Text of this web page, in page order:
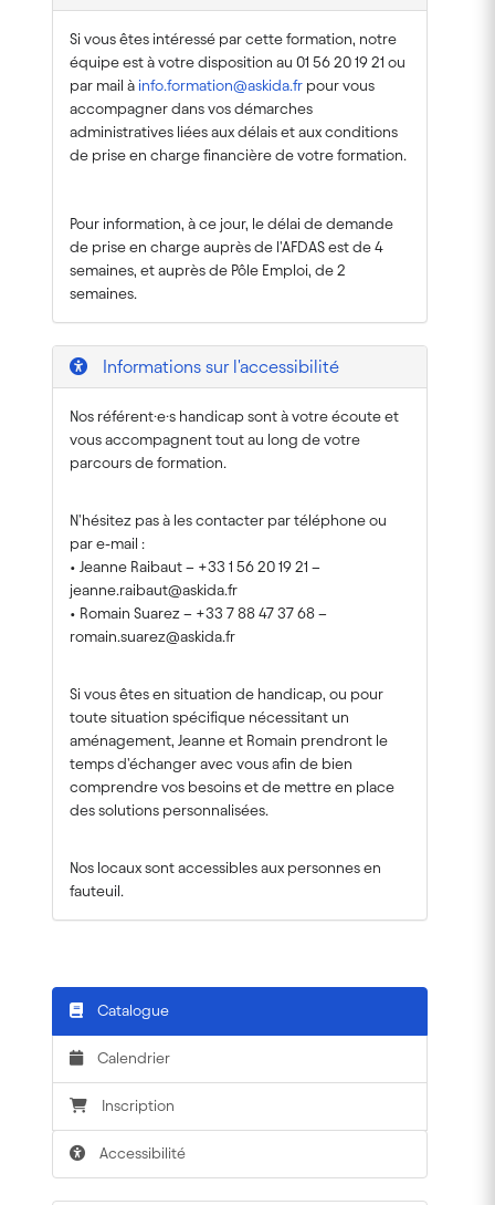
Si vous êtes intéressé par cette formation, notre
équipe est à votre disposition au 01 56 20 19 21 ou
par mail à info.formation@askida.fr pour vous
accompagner dans vos démarches
administratives liées aux délais et aux conditions
de prise en charge financière de votre formation.
Pour information, à ce jour, le délai de demande
de prise en charge auprès de l'AFDAS est de 4
semaines, et auprès de Pôle Emploi, de 2
semaines.
Informations sur l'accessibilité
Nos référent·e·s handicap sont à votre écoute et
vous accompagnent tout au long de votre
parcours de formation.
N'hésitez pas à les contacter par téléphone ou
par e-mail :
• Jeanne Raibaut – +33 1 56 20 19 21 –
jeanne.raibaut@askida.fr
• Romain Suarez – +33 7 88 47 37 68 –
romain.suarez@askida.fr
Si vous êtes en situation de handicap, ou pour
toute situation spécifique nécessitant un
aménagement, Jeanne et Romain prendront le
temps d'échanger avec vous afin de bien
comprendre vos besoins et de mettre en place
des solutions personnalisées.
Nos locaux sont accessibles aux personnes en
fauteuil.
Catalogue
Calendrier
Inscription
Accessibilité